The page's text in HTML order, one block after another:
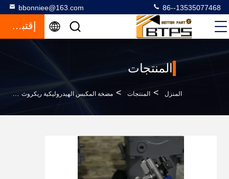
bbonniee@163.com 86--13535077468
إقتباس
المنتجات
المنزل > المنتجات > مضخة المكبس الهيدروليكية ريكروث >